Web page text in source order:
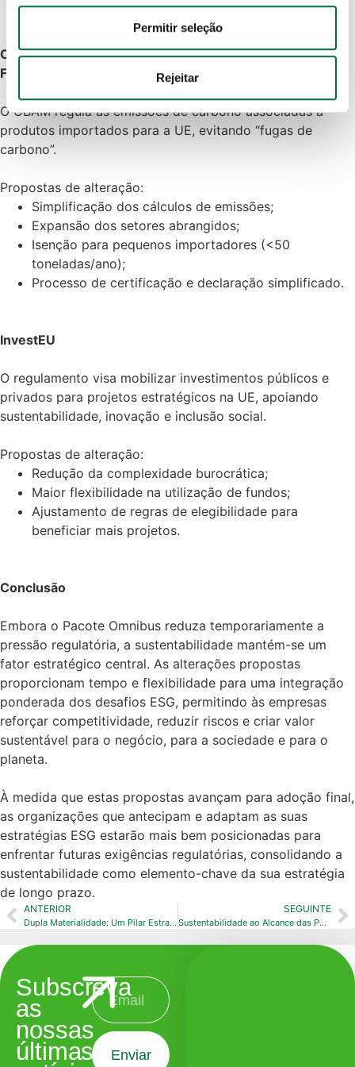
informações acerca da sua utilização do site com os
nossos parceiros de redes sociais, de publicidade e de
que lhes forneceu ou recolhidas por estes a partir da sua
utilização dos respetivos serviços.
Política de Cookies · Política de Privacidade · Política
de Privacidade Google
Permitir seleção
Rejeitar
CBAM – Mecanismo de Ajustamento Carbónico
Fronteiriço
O CBAM regula as emissões de carbono associadas a
produtos importados para a UE, evitando “fugas de
carbono”.
Propostas de alteração:
Simplificação dos cálculos de emissões;
Expansão dos setores abrangidos;
Isenção para pequenos importadores (<50
toneladas/ano);
Processo de certificação e declaração simplificado.
InvestEU
O regulamento visa mobilizar investimentos públicos e
privados para projetos estratégicos na UE, apoiando
sustentabilidade, inovação e inclusão social.
Propostas de alteração:
Redução da complexidade burocrática;
Maior flexibilidade na utilização de fundos;
Ajustamento de regras de elegibilidade para
beneficiar mais projetos.
Conclusão
Embora o Pacote Omnibus reduza temporariamente a
pressão regulatória, a sustentabilidade mantém-se um
fator estratégico central. As alterações propostas
proporcionam tempo e flexibilidade para uma integração
ponderada dos desafios ESG, permitindo às empresas
reforçar competitividade, reduzir riscos e criar valor
sustentável para o negócio, para a sociedade e para o
planeta.
À medida que estas propostas avançam para adoção final,
as organizações que antecipam e adaptam as suas
estratégias ESG estarão mais bem posicionadas para
enfrentar futuras exigências regulatórias, consolidando a
sustentabilidade como elemento-chave da sua estratégia
de longo prazo.
ANTERIOR
Dupla Materialidade: Um Pilar Estratégico no Reporte de Sustentabilidade
SEGUINTE
Sustentabilidade ao Alcance das PME: A Relevância da VSME
Subscreva
as
nossas
últimas Enviar